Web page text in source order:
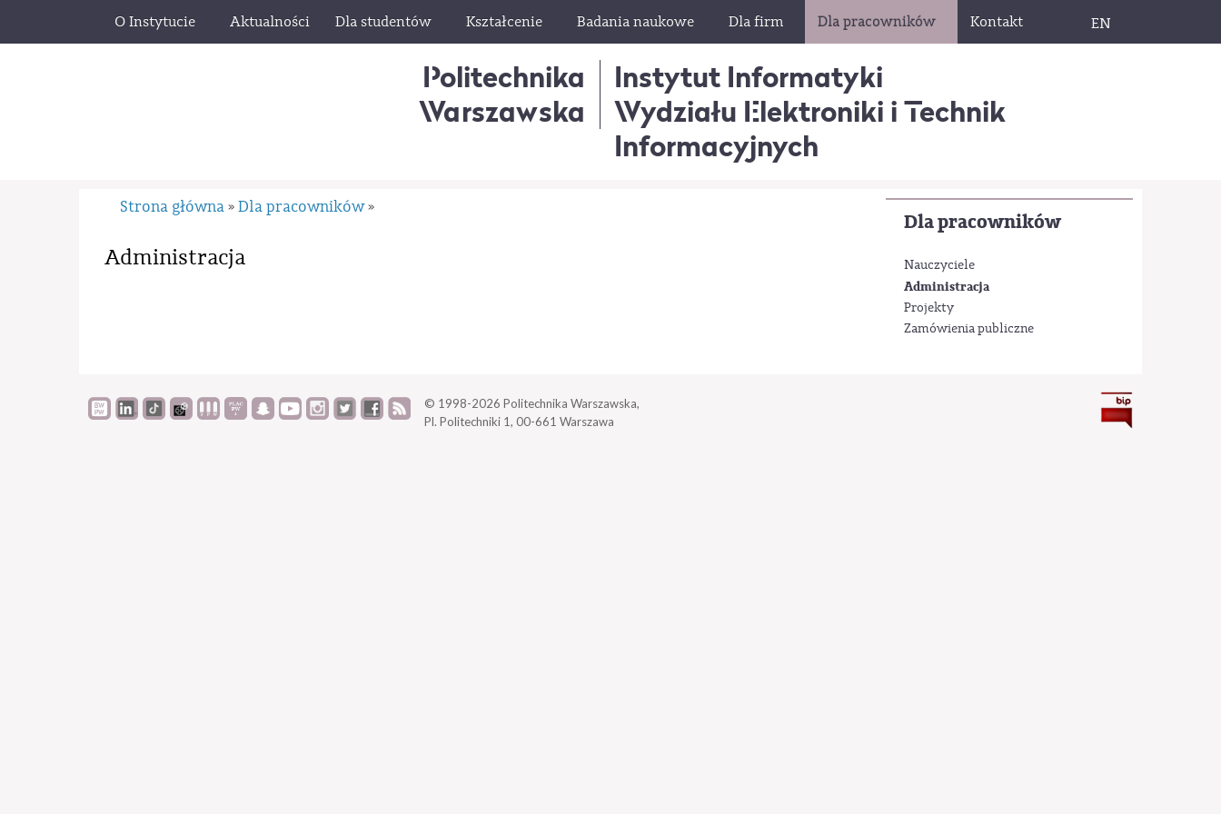
O Instytucie Aktualności Dla studentów Kształcenie Badania naukowe Dla firm Dla pracowników Kontakt EN
Politechnika
Warszawska
Instytut Informatyki
Wydziału Elektroniki i Technik
Informacyjnych
Dla pracowników
Nauczyciele
Administracja
Projekty
Zamówienia publiczne
Strona główna » Dla pracowników »
Administracja
© 1998-2026 Politechnika Warszawska,
Pl. Politechniki 1, 00-661 Warszawa